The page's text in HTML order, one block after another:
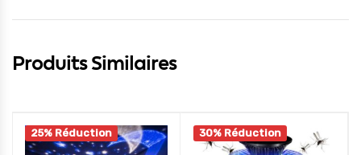
Produits Similaires
25% Réduction 30% Réduction